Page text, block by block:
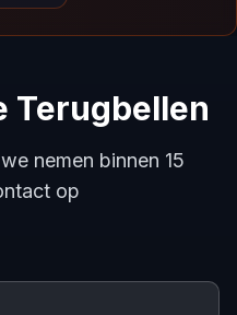
Terugbellen
nemen binnen 15
op